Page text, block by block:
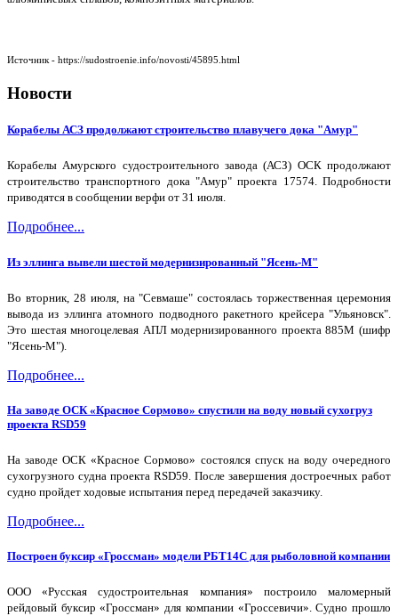
Источник - https://sudostroenie.info/novosti/45895.html
Новости
Корабелы АСЗ продолжают строительство плавучего дока "Амур"
Корабелы Амурского судостроительного завода (АСЗ) ОСК продолжают
строительство транспортного дока "Амур" проекта 17574. Подробности
приводятся в сообщении верфи от 31 июля.
Подробнее...
Из эллинга вывели шестой модернизированный "Ясень-М"
Во вторник, 28 июля, на "Севмаше" состоялась торжественная церемония
вывода из эллинга атомного подводного ракетного крейсера "Ульяновск".
Это шестая многоцелевая АПЛ модернизированного проекта 885М (шифр
"Ясень-М").
Подробнее...
На заводе ОСК «Красное Сормово» спустили на воду новый сухогруз
проекта RSD59
На заводе ОСК «Красное Сормово» состоялся спуск на воду очередного
сухогрузного судна проекта RSD59. После завершения достроечных работ
судно пройдет ходовые испытания перед передачей заказчику.
Подробнее...
Построен буксир «Гроссман» модели РБТ14С для рыболовной компании
ООО «Русская судостроительная компания» построило маломерный
рейдовый буксир «Гроссман» для компании «Гроссевичи». Судно прошло